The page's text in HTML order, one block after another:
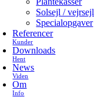
Solsejl / vejrsejl
Specialopgaver
Referencer
Kunder
Downloads
Hent
News
Viden
Om
Info